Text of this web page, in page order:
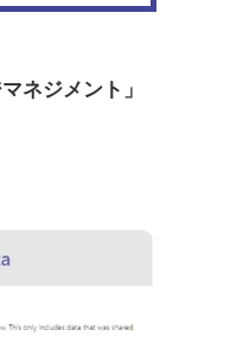
ネジメント」